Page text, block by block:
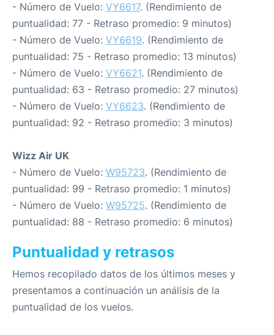
- Número de Vuelo: VY6617. (Rendimiento de
puntualidad: 77 - Retraso promedio: 9 minutos)
- Número de Vuelo: VY6619. (Rendimiento de
puntualidad: 75 - Retraso promedio: 13 minutos)
- Número de Vuelo: VY6621. (Rendimiento de
puntualidad: 63 - Retraso promedio: 27 minutos)
- Número de Vuelo: VY6623. (Rendimiento de
puntualidad: 92 - Retraso promedio: 3 minutos)
Wizz Air UK
- Número de Vuelo: W95723. (Rendimiento de
puntualidad: 99 - Retraso promedio: 1 minutos)
- Número de Vuelo: W95725. (Rendimiento de
puntualidad: 88 - Retraso promedio: 6 minutos)
Puntualidad y retrasos
Hemos recopilado datos de los últimos meses y
presentamos a continuación un análisis de la
puntualidad de los vuelos.